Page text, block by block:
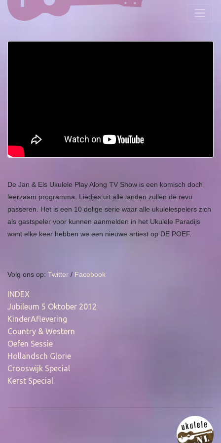
De Jan & Els Ukulele Play Along TV Show is een komisch doch
leerzaam programma. Liedjes uit alle landen zullen de revu
passeren. Het is een 10 delige serie waar alle ukulelespelers zich
als gastspeler voor kunnen aanmelden in het Ukulele Paradijs
want elke keer hebben we een nieuwe artiest op DE POEF.
Volg ons op: Twitter / Facebook
INDEX
Jubileum 5 Oktober 2012
KinderAflevering
Country & Western
Oefen Sessie
Hollandsch Glorie
Crooswijk Special
Kerst Special